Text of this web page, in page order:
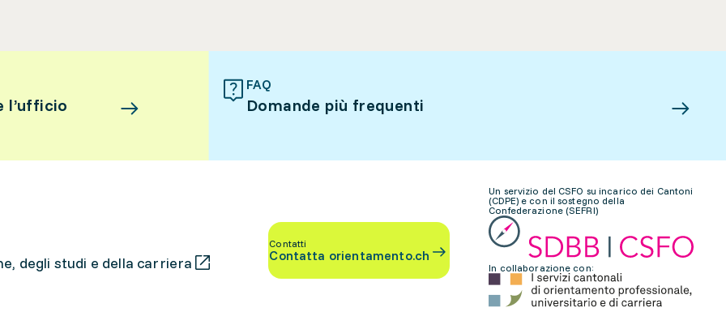
l’ufficio
FAQ
Domande più frequenti
degli studi e della carriera
Contatti
Contatta orientamento.ch
Un servizio del CSFO su incarico dei Cantoni
(CDPE) e con il sostegno della
Confederazione (SEFRI)
In collaborazione con: